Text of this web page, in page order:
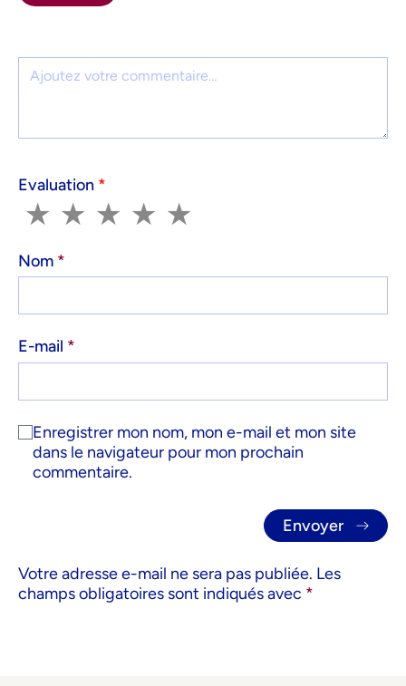
Commentaire
Evaluation *
1
★ 2
★ 3
★ 4
★ 5
★
Nom *
E-mail *
Enregistrer mon nom, mon e-mail et mon site
dans le navigateur pour mon prochain
commentaire.
Votre adresse e-mail ne sera pas publiée. Les
champs obligatoires sont indiqués avec *